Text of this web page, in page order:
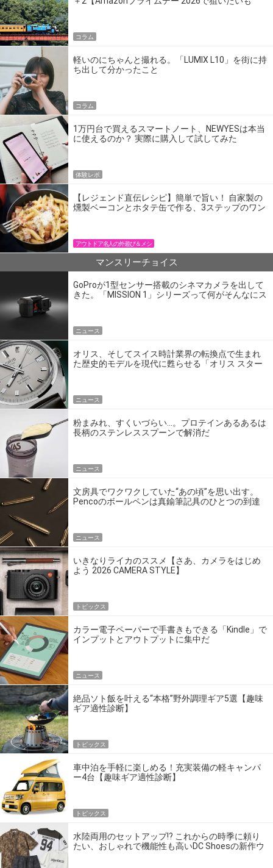
コラム
軽いのにちゃんと撮れる。「LUMIX L10」を街に持
ち出して分かったこと
コラム
1万円台で買えるスマートノート、NEWYESは本当
に使えるのか？ 実際に購入して試してみた
体験レポ
【レジェンド直伝レシピ】簡単で旨い！ 自家製の
燻製ベーコンとホタテ缶で作る、3ステップのワン
アウトドア名人の外遊び＆メシ
マンスリーチョイス
GoProが1型センサー搭載のシネマカメラを出して
きた。「MISSION 1」シリーズって何がそんなにス
ニュース
オリス、そしてスイス時計業界の転換点で生まれ
た歴史的モデルを現代に甦らせる「オリス スター
ニュース
粉まみれ、すくいづらい…。プロテインあるあるは
長柄のステンレススプーンで解消だ
ニュース
文房具でワクワクしていた“あの頃”を思い出す。
Pencoのボールペンは真鍮筆記具のひとつの到達
ニュース
いきなりライカのススメ【さあ、カメラをはじめ
よう 2026 CAMERA STYLE】
トピックス
カラー電子ペーパーで手書きもできる「Kindle」で
インプットとアウトプットに集中だ
ニュース
絶品ソト飯を叶える“本格”野外調理ギア5選【趣味
ギア適性診断】
トピックス
車中泊を手軽に楽しめる！充実装備の軽キャンパ
ー4台【趣味ギア適性診断】
トピックス
水陸両用のセットアップ!? これからの時季に頼り
たい、おしゃれで機能性も高いDC Shoesの新作ウ